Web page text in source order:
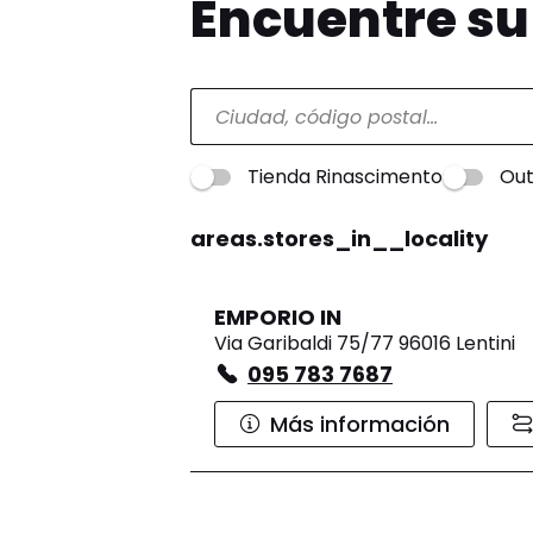
Encuentre
Tienda Rinascimento
areas.stores_in__locality
EMPORIO IN
Via Garibaldi 75/77 96016 Lentini
095 783 7687
Más información